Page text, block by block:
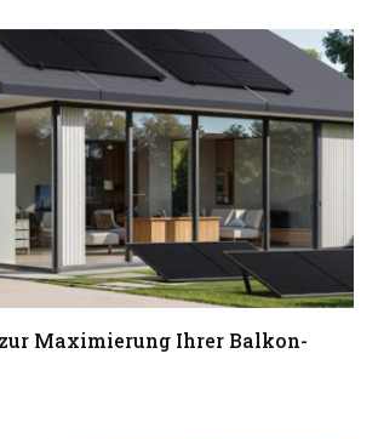
Maximierung Ihrer Balkon-